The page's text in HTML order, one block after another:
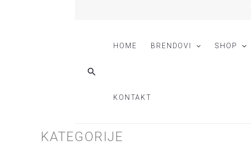
Search
HOME BRENDOVI SHOP
KONTAKT
KATEGORIJE